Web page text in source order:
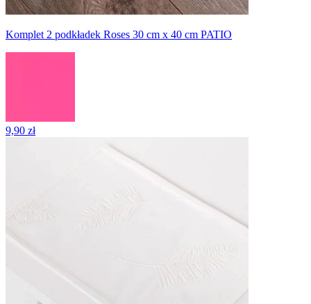
Komplet 2 podkładek Roses 30 cm x 40 cm PATIO
9,90 zł